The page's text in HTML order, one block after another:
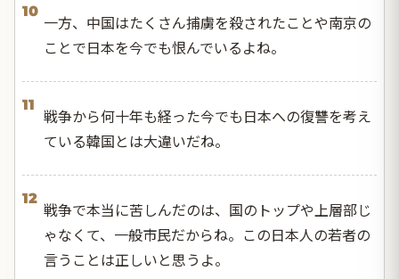
10
一方、中国はたくさん捕虜を殺されたことや南京の
ことで日本を今でも恨んでいるよね。
11
戦争から何十年も経った今でも日本への復讐を考え
ている韓国とは大違いだね。
12
戦争で本当に苦しんだのは、国のトップや上層部じ
ゃなくて、一般市民だからね。この日本人の若者の
言うことは正しいと思うよ。